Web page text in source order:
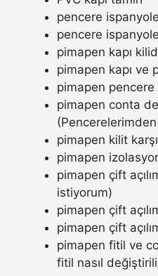
pencere
pencere
pimapen kapı
pimapen kapı ve
pimapen
pimapen conta
pimapen kilit
pimapen
pimapen çift
istiyorum)
pimapen çift
pimapen çift
pimapen fitil ve
fitil nasıl